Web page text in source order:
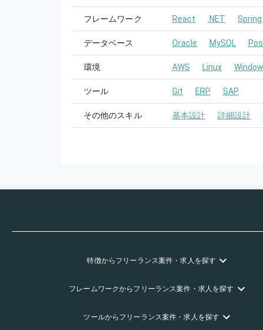
フレームワーク React .NET
データベース Oracle MySQL
環境 AWS Linux
ツール Git ERP SAP
その他のスキル 基本設計 詳細設計
特徴からフリーランス案件・求人を探す
フレームワークからフリーランス案件・求人を探す
ツールからフリーランス案件・求人を探す